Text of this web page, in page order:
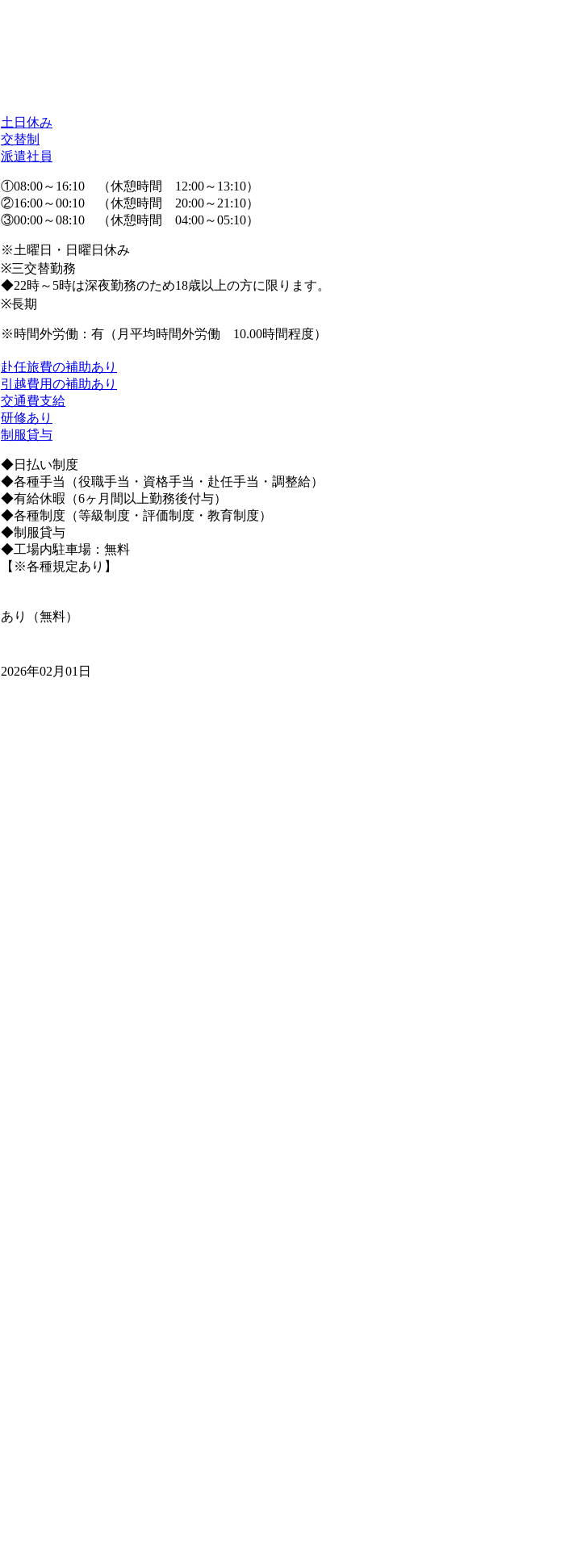
土日休み
交替制
派遣社員
①08:00～16:10 （休憩時間 12:00～13:10）
②16:00～00:10 （休憩時間 20:00～21:10）
③00:00～08:10 （休憩時間 04:00～05:10）
※土曜日・日曜日休み
※三交替勤務
◆22時～5時は深夜勤務のため18歳以上の方に限ります。
※長期
※時間外労働：有（月平均時間外労働 10.00時間程度）
赴任旅費の補助あり
引越費用の補助あり
交通費支給
研修あり
制服貸与
◆日払い制度
◆各種手当（役職手当・資格手当・赴任手当・調整給）
◆有給休暇（6ヶ月間以上勤務後付与）
◆各種制度（等級制度・評価制度・教育制度）
◆制服貸与
◆工場内駐車場：無料
【※各種規定あり】
あり（無料）
2026年02月01日